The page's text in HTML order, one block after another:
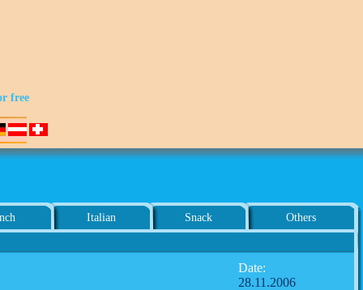
free
Italian Snack Others
Date:
28.11.2006